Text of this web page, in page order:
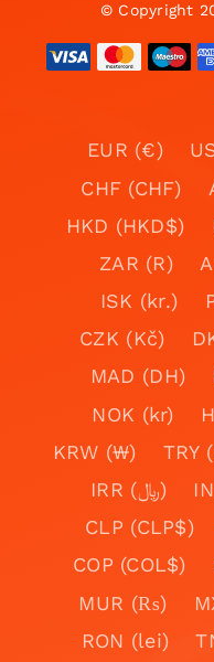
© Copyright
EUR (€)
CHF (CHF)
HKD (HKD$)
ZAR (R)
ISK (kr.)
CZK (Kč)
MAD (DH)
NOK (kr)
KRW (₩)
TRY
IRR (﷼)
CLP (CLP$)
COP (COL$)
MUR (₨)
RON (lei)